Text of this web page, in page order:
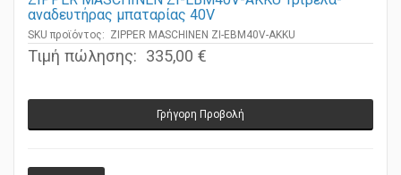
ZIPPER MASCHINEN ZI-EBM40V-AKKU Τριβέλα-
αναδευτήρας μπαταρίας 40V
SKU προϊόντος: ZIPPER MASCHINEN ZI-EBM40V-AKKU
Τιμή πώλησης: 335,00 €